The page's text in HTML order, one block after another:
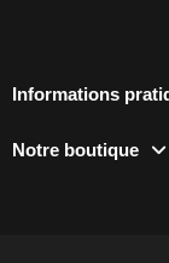
Informations
Notre boutique